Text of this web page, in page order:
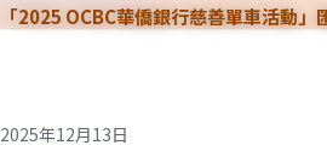
「2025 OCBC華僑銀行慈善單車活動」
2025年12月13日